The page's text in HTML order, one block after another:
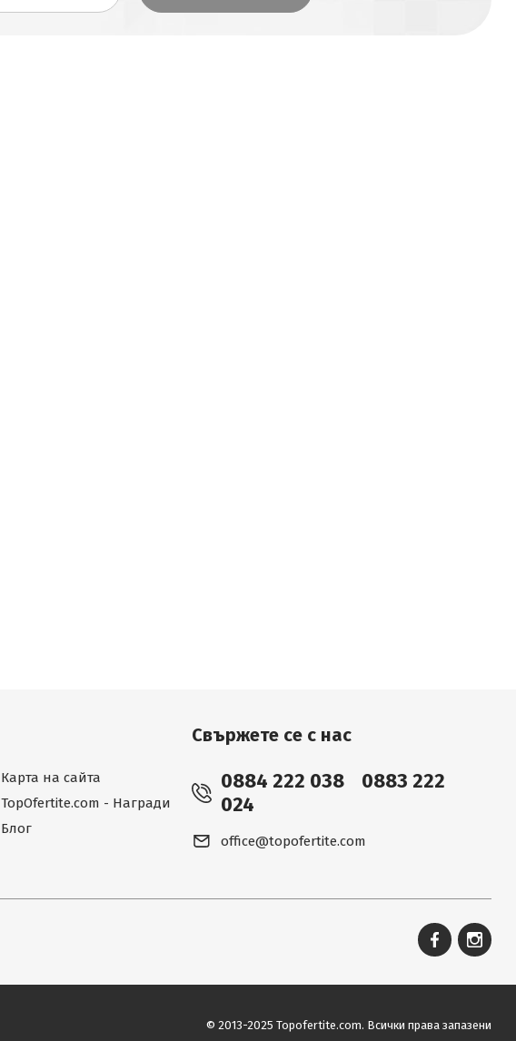
Карта на сайта
TopOfertite.com - Награди
Блог
Свържете се с нас
0884 222 038
0883 222
024
office@topofertite.com
© 2013-2025 Topofertite.com. Всички права запазени